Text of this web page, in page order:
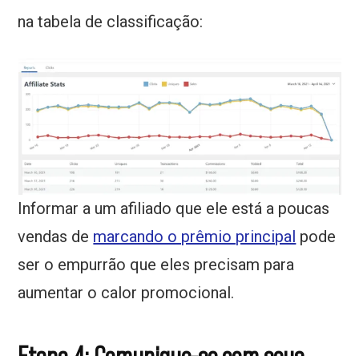
na tabela de classificação:
Informar a um afiliado que ele está a poucas
vendas de marcando o prêmio principal pode
ser o empurrão que eles precisam para
aumentar o calor promocional.